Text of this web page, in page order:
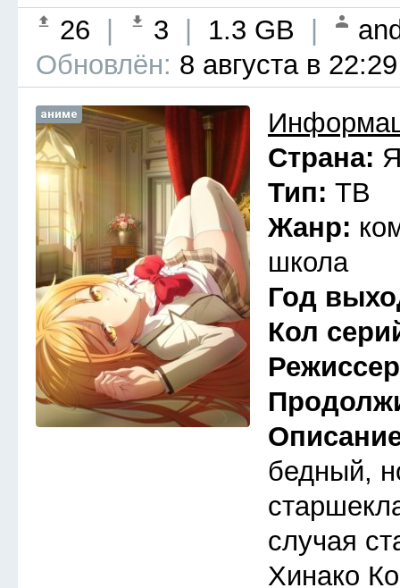
26 3 1.3 GB
Обновлён: 8 августа в 22:29
аниме
Страна:
Тип: ТВ
Жанр:
школа
Год
Кол
бедный,
случая
Хинако